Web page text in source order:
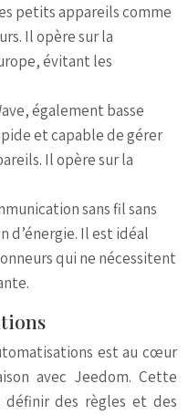
petits appareils comme
Il opère sur la
évitant les
également basse
et capable de gérer
Il opère sur la
sans fil sans
d’énergie. Il est idéal
qui ne nécessitent
est au cœur
avec Jeedom. Cette
des règles et des